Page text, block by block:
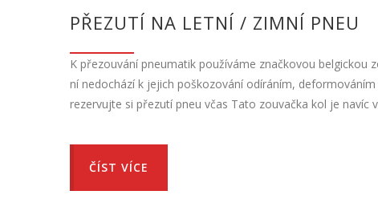
PŘEZUTÍ NA LETNÍ / ZIMNÍ PNEU
K přezouvání pneumatik používáme značkovou belgickou
ní nedochází k jejich poškozování odíráním,
rezervujte si přezutí pneu včas Tato zouvačka kol je navíc
ČÍST VÍCE